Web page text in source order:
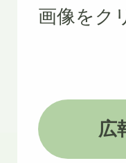
画像をク
広